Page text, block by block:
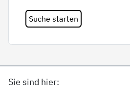
Suche starten
Sie sind hier: